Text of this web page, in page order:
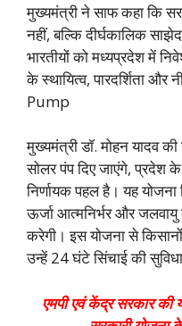
मुख्यमंत्री ने साफ कहा कि
नहीं, बल्कि दीर्घकालिक
भारतीयों को मध्यप्रदेश में
के स्थायित्व, पारदर्शिता और
Pump
मुख्यमंत्री डॉ. मोहन यादव
सोलर पंप दिए जाएंगे, प्रदेश
निर्णायक पहल है। यह
ऊर्जा आत्मनिर्भर और
करेगी। इस योजना से
उन्हें 24 घंटे सिंचाई की
एमपी एवं केंद्र सरकार